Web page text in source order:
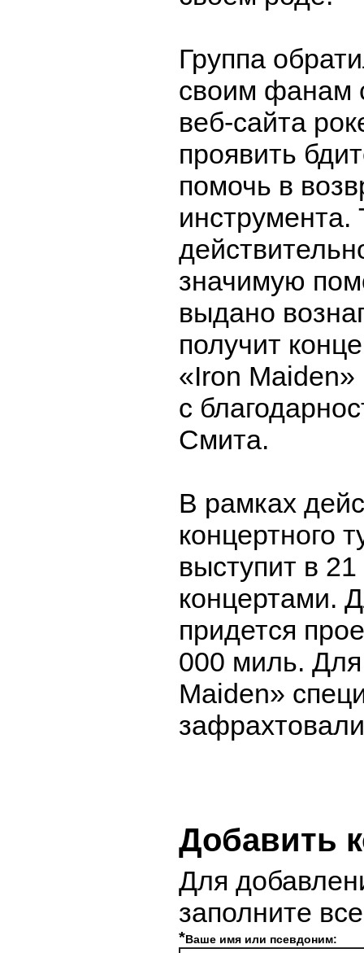
Группа
своим фанам
веб-сайта
проявить
помочь в
инструмента.
значимую
выдано
получит
«Iron
с
Смита.
В рамках
концертного
выступит в
концертами.
придется
000 миль.
Maiden»
Добавить
Для
заполните
*Ваше имя или псевдоним: